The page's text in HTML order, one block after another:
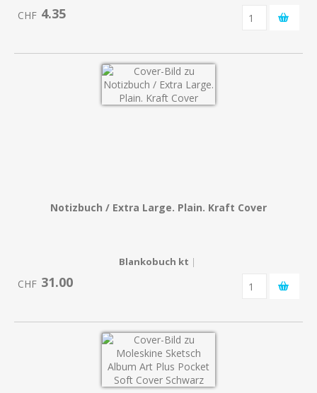
CHF 4.35
Notizbuch / Extra Large. Plain. Kraft Cover
Blankobuch kt |
CHF 31.00